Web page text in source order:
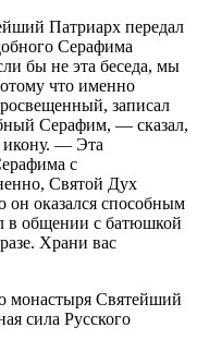
Патриарх передал
Серафима
бы не эта беседа, мы
что именно
записал
Серафим, — сказал,
икону. — Эта
с
Святой Дух
он оказался способным
в общении с батюшкой
Храни вас
монастыря Святейший
сила Русского